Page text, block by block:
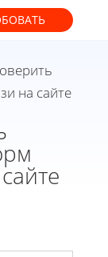
на сайте